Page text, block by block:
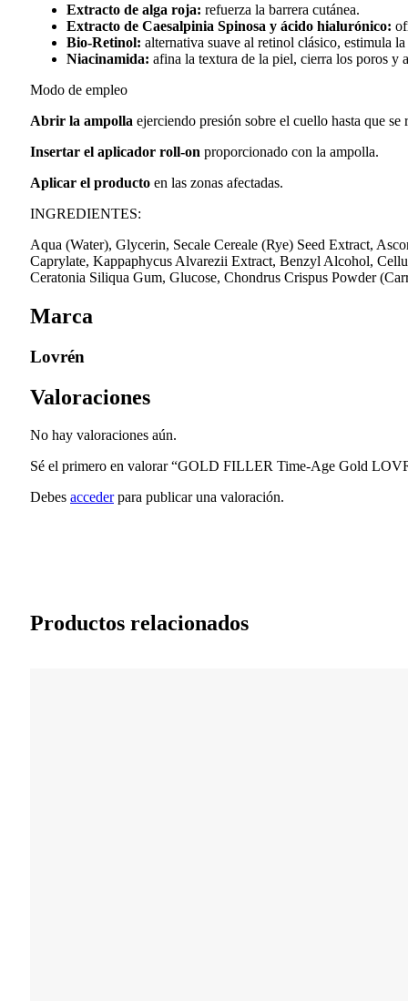
Extracto de alga roja: refuerza la barrera cutánea.
Extracto de Caesalpinia Spinosa y ácido hialurónico:
Bio-Retinol: alternativa suave al retinol clásico, estimula
Niacinamida: afina la textura de la piel, cierra los poros y
Modo de empleo
Abrir la ampolla ejerciendo presión sobre el cuello hasta que se
Insertar el aplicador roll-on proporcionado con la ampolla.
Aplicar el producto en las zonas afectadas.
INGREDIENTES:
Aqua (Water), Glycerin, Secale Cereale (Rye) Seed Extract,
Caprylate, Kappaphycus Alvarezii Extract, Benzyl Alcohol,
Ceratonia Siliqua Gum, Glucose, Chondrus Crispus Powder
Marca
Lovrén
Valoraciones
No hay valoraciones aún.
Sé el primero en valorar “GOLD FILLER Time-Age Gold
Debes accederpara publicar una valoración.
Productos relacionados